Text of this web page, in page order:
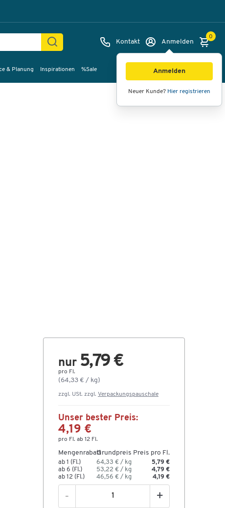
Kontakt Anmelden
Anmelden
Neuer Kunde? Hier registrieren
0
& Planung Inspirationen %Sale
nur 5,79 €
pro Fl.
(64,33 € / kg)
zzgl. USt. zzgl. Verpackungspauschale
Unser bester Preis:
4,19 €
pro Fl. ab 12 Fl.
MengenrabattGrundpreis Preis pro Fl.
ab 1 (Fl.) 64,33 € / kg
5,79 €
ab 6 (Fl.)
53,22 € / kg
4,79 €
ab 12 (Fl.)
46,56 € / kg 4,19 €
- +
Bilder Videos 360°-Ansicht